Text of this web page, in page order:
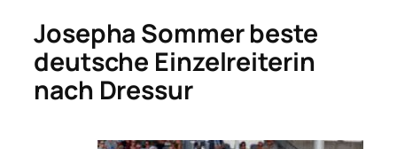
Josepha Sommer beste
deutsche Einzelreiterin
nach Dressur